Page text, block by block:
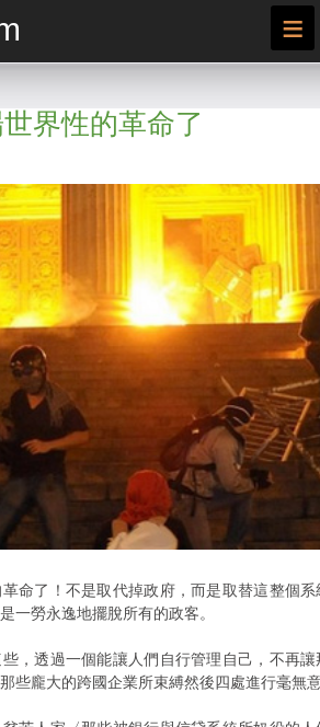
≡
界性的革命了
命了！不是取代掉政府，而是取替這整個
一勞永逸地擺脫所有的政客。
，透過一個能讓人們自行管理自己，不再
些龐大的跨國企業所束縛然後四處進行毫無